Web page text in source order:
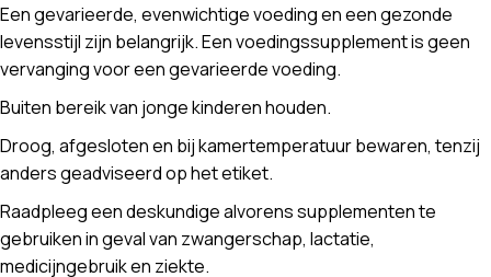
Een gevarieerde, evenwichtige voeding en een gezonde
levensstijl zijn belangrijk. Een voedingssupplement is geen
vervanging voor een gevarieerde voeding.
Buiten bereik van jonge kinderen houden.
Droog, afgesloten en bij kamertemperatuur bewaren, tenzij
anders geadviseerd op het etiket.
Raadpleeg een deskundige alvorens supplementen te
gebruiken in geval van zwangerschap, lactatie,
medicijngebruik en ziekte.